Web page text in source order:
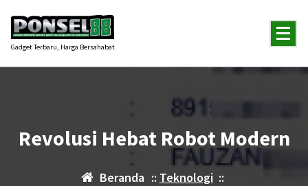
konten
Gadget Terbaru, Harga Bersahabat
Revolusi Hebat Robot Modern
Beranda :: Teknologi::